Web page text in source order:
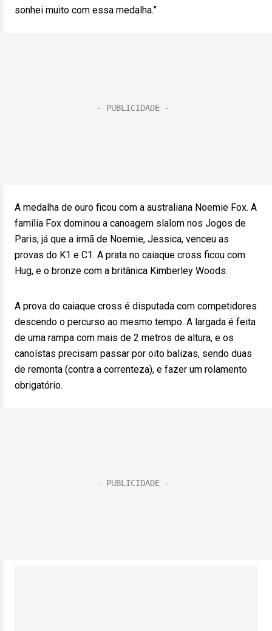
sonhei muito com essa medalha.”
A medalha de ouro ficou com a australiana Noemie Fox. A
família Fox dominou a canoagem slalom nos Jogos de
Paris, já que a irmã de Noemie, Jessica, venceu as
provas do K1 e C1. A prata no caiaque cross ficou com
Hug, e o bronze com a britânica Kimberley Woods.
A prova do caiaque cross é disputada com competidores
descendo o percurso ao mesmo tempo. A largada é feita
de uma rampa com mais de 2 metros de altura, e os
canoístas precisam passar por oito balizas, sendo duas
de remonta (contra a correnteza), e fazer um rolamento
obrigatório.